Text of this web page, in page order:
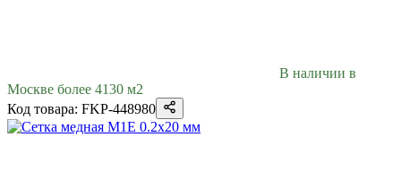
В наличии в
Москве более 4130 м2
Код товара: FKP-448980